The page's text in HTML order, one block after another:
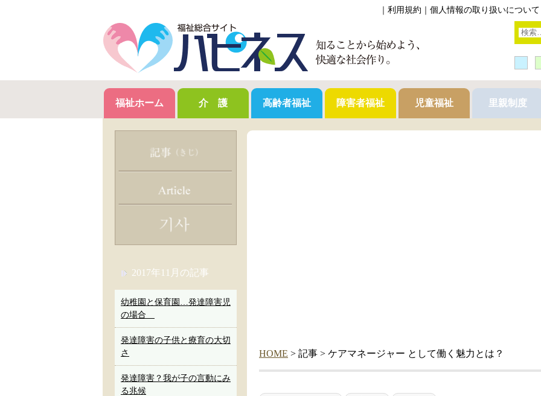
利用規約 個人情報の取り扱いについて
福祉ホーム 介 護 高齢者福祉 障害者福祉 児童福祉 里親制度
HOME > 記事 > ケアマネージャー として働く魅力とは？
2017年11月の記事
幼稚園と保育園…発達障害児
の場合
発達障害の子供と療育の大切
さ
発達障害？我が子の言動にみ
る兆候